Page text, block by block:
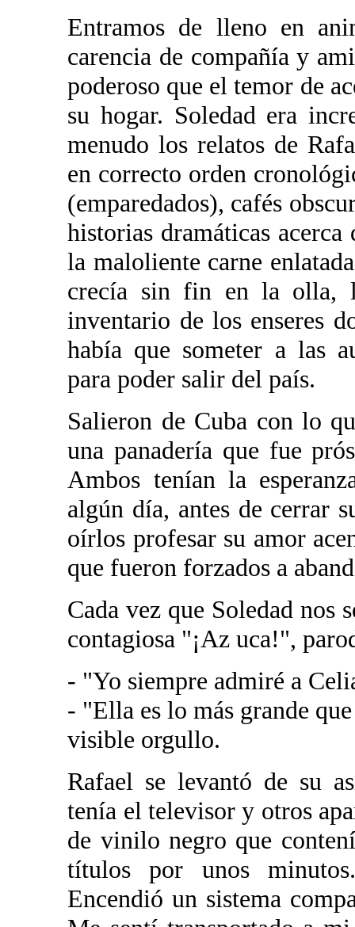
Entramos de lleno en
carencia de compañía y
poderoso que el temor de
su hogar. Soledad era
menudo los relatos de
en correcto orden
(emparedados), cafés
historias dramáticas
la maloliente carne
crecía sin fin en la olla,
inventario de los enseres
había que someter a las
para poder salir del país.
Salieron de Cuba con lo
una panadería que fue
Ambos tenían la
algún día, antes de cerrar
oírlos profesar su amor
que fueron forzados a
Cada vez que Soledad nos
contagiosa "¡Az uca!",
- "Yo siempre admiré a
- "Ella es lo más grande
visible orgullo.
Rafael se levantó de su
tenía el televisor y otros
de vinilo negro que
títulos por unos
Encendió un sistema